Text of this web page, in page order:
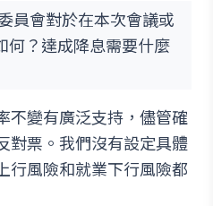
員會對於在本次會議或
何？達成降息需要什麼
不變有廣泛支持，儘管確
對票。我們沒有設定具體
行風險和就業下行風險都